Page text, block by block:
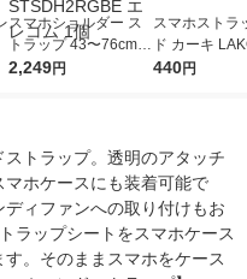
スマホショルダー ス
トラップ 43〜76cm
長さ調整可 組みひも
2,249円
スマホストラ
ド カーキ
コレ
440円
トラップ。透明のアタッチ
ホケースにも装着可能で
ィファンへの取り付けもお
ラップシートをスマホケース
。そのままスマホをケース